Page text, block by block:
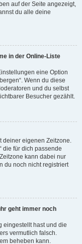
auf der Seite angezeigt,
du alle deine
in der Online-Liste
eine Option
Wenn du diese
und du selbst
Besucher gezählt.
deiner eigenen Zeitzone.
die für dich passende
kann dabei nur
du noch nicht registriert
geht immer noch
eingestellt hast und die
vermutlich falsch.
beheben kann.